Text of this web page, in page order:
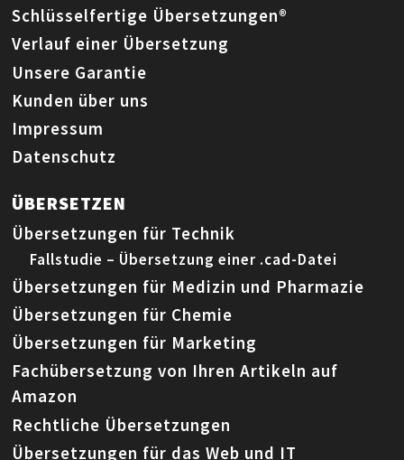
Schlüsselfertige Übersetzungen®
Verlauf einer Übersetzung
Unsere Garantie
Kunden über uns
Impressum
Datenschutz
ÜBERSETZEN
Übersetzungen für Technik
Fallstudie – Übersetzung einer .cad-Datei
Übersetzungen für Medizin und Pharmazie
Übersetzungen für Chemie
Übersetzungen für Marketing
Fachübersetzung von Ihren Artikeln auf
Amazon
Rechtliche Übersetzungen
Übersetzungen für das Web und IT